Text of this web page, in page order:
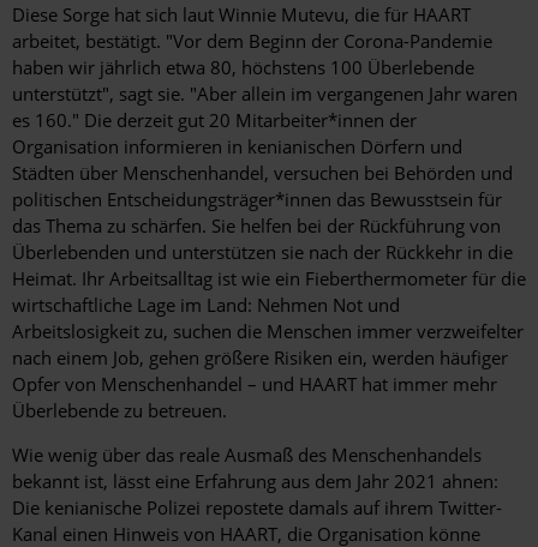
Diese Sorge hat sich laut Winnie Mutevu, die für HAART
arbeitet, bestätigt. "Vor dem Beginn der Corona-Pandemie
haben wir jährlich etwa 80, höchstens 100 Überlebende
unterstützt", sagt sie. "Aber allein im vergangenen Jahr waren
es 160." Die derzeit gut 20 Mitarbeiter*innen der
Organisation informieren in kenianischen Dörfern und
Städten über Menschenhandel, versuchen bei Behörden und
politischen Entscheidungsträger*innen das Bewusstsein für
das Thema zu schärfen. Sie helfen bei der Rückführung von
Überlebenden und unterstützen sie nach der Rückkehr in die
Heimat. Ihr Arbeitsalltag ist wie ein Fieberthermometer für die
wirtschaftliche Lage im Land: Nehmen Not und
Arbeitslosigkeit zu, suchen die Menschen immer verzweifelter
nach einem Job, gehen größere Risiken ein, werden häufiger
Opfer von Menschenhandel – und HAART hat immer mehr
Überlebende zu betreuen.
Wie wenig über das reale Ausmaß des Menschenhandels
bekannt ist, lässt eine Erfahrung aus dem Jahr 2021 ahnen:
Die kenianische Polizei repostete damals auf ihrem Twitter-
Kanal einen Hinweis von HAART, die Organisation könne